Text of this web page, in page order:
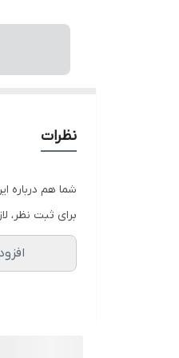
نظرات
شما هم درباره
برای ثبت نظر،